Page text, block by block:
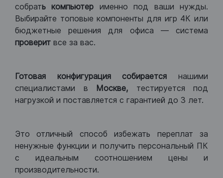
собрать компьютер именно под ваши нужды.
Выбирайте топовые компоненты для игр 4К или
бюджетные решения для офиса — система
проверит все за вас.
Готовая конфигурация собираетсянашими
специалистами в Москве, тестируется под
нагрузкой и поставляется с гарантией до 3 лет.
Это отличный способ избежать переплат за
ненужные функции и получить персональный ПК
с идеальным соотношением цены и
производительности.